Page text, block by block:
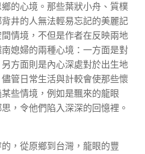
的心境。那些葉狀小舟、質樸
井的人無法輕易忘記的美麗記
情境，不但是作者在反映兩地
媳婦的兩種心境：一方面是對
方面則是內心深處對於出生地
管日常生活與計較會使那些懷
些情境，例如是飄來的龍眼
，令他們陷入深深的回憶裡。
，從原鄉到台灣，龍眼的豐